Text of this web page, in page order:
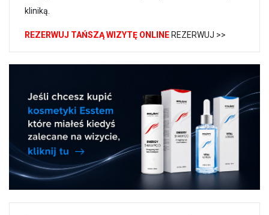
kliniką.
REZERWUJ TAŃSZĄ WIZYTĘ ONLINE REZERWUJ >>